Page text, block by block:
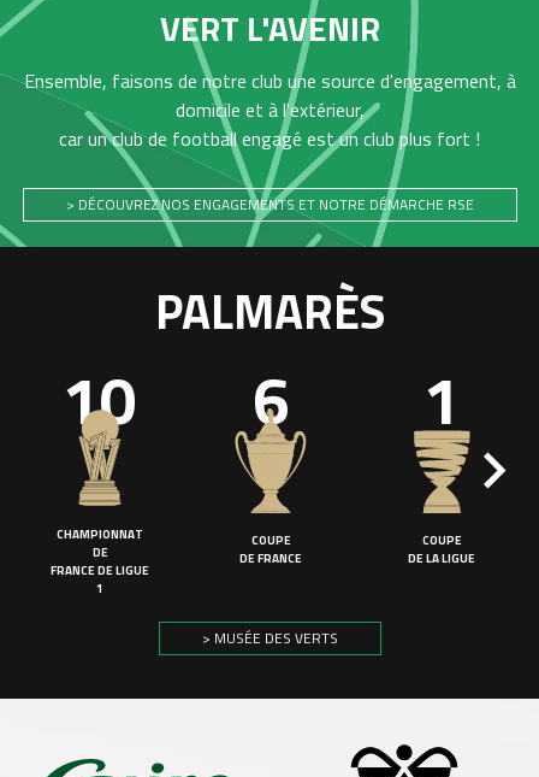
VERT L'AVENIR
Ensemble, faisons de notre club une source d'engagement, à
domicile et à l'extérieur,
car un club de football engagé est un club plus fort !
> DÉCOUVREZ NOS ENGAGEMENTS ET NOTRE DÉMARCHE RSE
PALMARÈS
10
CHAMPIONNAT
DE
FRANCE DE LIGUE
1
6
COUPE
DE FRANCE
1
COUPE
DE LA LIGUE
> MUSÉE DES VERTS